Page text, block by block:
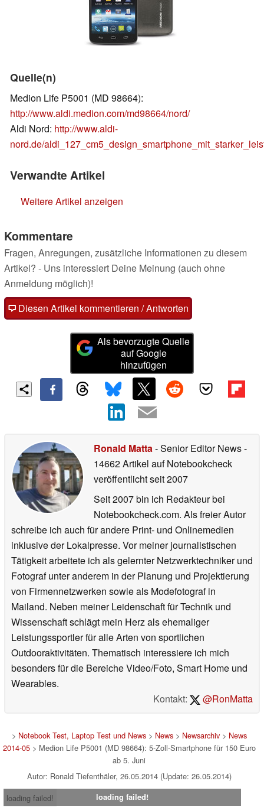
Quelle(n)
Medion Life P5001 (MD 98664):
http://www.aldi.medion.com/md98664/nord/
Aldi Nord: http://www.aldi-
nord.de/
Verwandte Artikel
Weitere Artikel anzeigen
Kommentare
Fragen, Anregungen, zusätzliche Informationen zu diesem
Artikel? - Uns interessiert Deine Meinung (auch ohne
Anmeldung möglich)!
Diesen Artikel kommentieren / Antworten
Als bevorzugte Quelle
auf Google
hinzufügen
Ronald Matta- Senior Editor News-
14662 Artikel auf Notebookcheck
veröffentlichtseit 2007
Seit 2007 bin ich Redakteur bei
Notebookcheck.com. Als freier Autor
schreibe ich auch für andere Print- und Onlinemedien
inklusive der Lokalpresse. Vor meiner journalistischen
Tätigkeit arbeitete ich als gelernter Netzwerktechniker und
Fotograf unter anderem in der Planung und Projektierung
von Firmennetzwerken sowie als Modefotograf in
Mailand. Neben meiner Leidenschaft für Technik und
Wissenschaft schlägt mein Herz als ehemaliger
Leistungssportler für alle Arten von sportlichen
Outdooraktivitäten. Thematisch interessiere ich mich
besonders für die Bereiche Video/Foto, Smart Home und
Wearables.
Kontakt:
@RonMatta
> Notebook Test, Laptop Test und News> News> Newsarchiv> News
2014-05> Medion Life P5001 (MD 98664): 5-Zoll-Smartphone für 150 Euro
ab 5. Juni
Autor: Ronald Tiefenthäler, 26.05.2014 (Update: 26.05.2014)
loading failed!
loading failed!